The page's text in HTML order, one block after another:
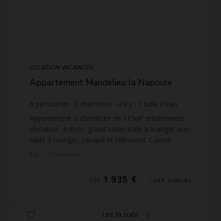
LOCATION VACANCES
Appartement Mandelieu la Napoule
6 personnes 3 chambres 4 lits 1 salle d'eau
salle de bain wi-fi
Appartement 3 chambres de 115m² entièrement
climatisé : Entrée, grand salon/salle à manger avec
table à manger, canapé et télévision. Cuisine
DÈS 1 935 € / PAR SEMAINE
Lire la suite